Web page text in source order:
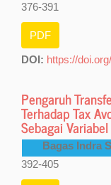
376-391
PDF
DOI: https://
Pengaruh
Terhadap Tax
Sebagai
Bagas Indra
392-405